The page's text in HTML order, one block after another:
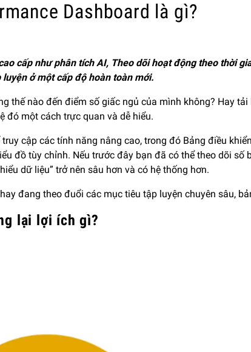
Dashboard là gì?
cấp như phân tích AI, Theo dõi hoạt động theo thời
ở một cấp độ hoàn toàn mới.
thế nào đến điểm số giấc ngủ của mình không? Hay
đó một cách trực quan và dễ hiểu.
cập các tính năng nâng cao, trong đó Bảng điều
đồ tùy chỉnh. Nếu trước đây bạn đã có thể theo dõi
dữ liệu” trở nên sâu hơn và có hệ thống hơn.
đang theo đuổi các mục tiêu tập luyện chuyên sâu,
lại lợi ích gì?